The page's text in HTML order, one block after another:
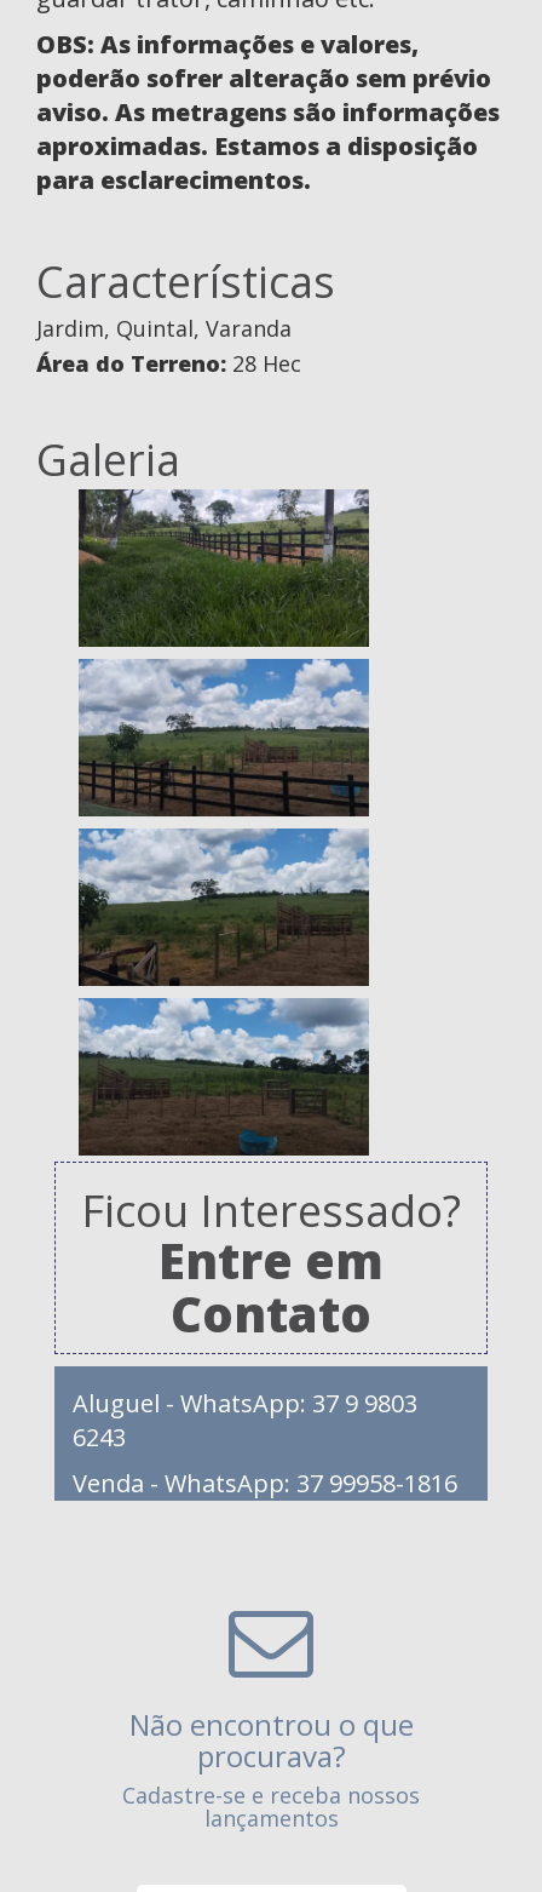
OBS: As informações e valores,
poderão sofrer alteração sem prévio
aviso. As metragens são informações
aproximadas. Estamos a disposição
para esclarecimentos.
Características
Jardim, Quintal, Varanda
Área do Terreno: 28 Hec
Galeria
Ficou Interessado?
Entre em
Contato
Aluguel - WhatsApp: 37 9 9803
6243
Venda - WhatsApp: 37 99958-1816
Não encontrou o que
procurava?
Cadastre-se e receba nossos
lançamentos